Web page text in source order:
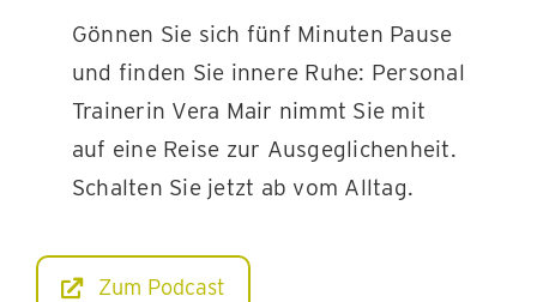
Gönnen Sie sich fünf Minuten Pause
und finden Sie innere Ruhe: Personal
Trainerin Vera Mair nimmt Sie mit
auf eine Reise zur Ausgeglichenheit.
Schalten Sie jetzt ab vom Alltag.
Zum Podcast